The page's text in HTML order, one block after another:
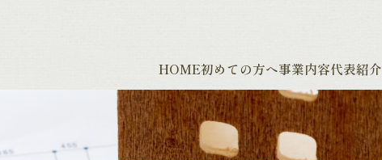
HOME初めての方へ事業内容代表紹介